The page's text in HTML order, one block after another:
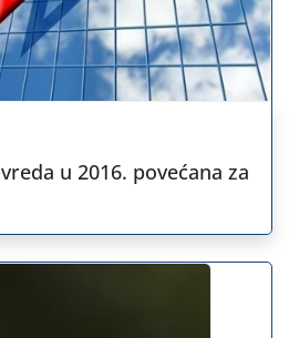
u 2016. povećana za